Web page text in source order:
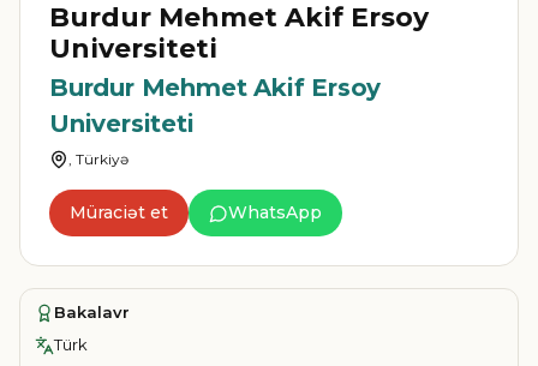
Burdur Mehmet Akif Ersoy
Universiteti
Burdur Mehmet Akif Ersoy
Universiteti
, Türkiyə
Müraciət et WhatsApp
Bakalavr
Türk